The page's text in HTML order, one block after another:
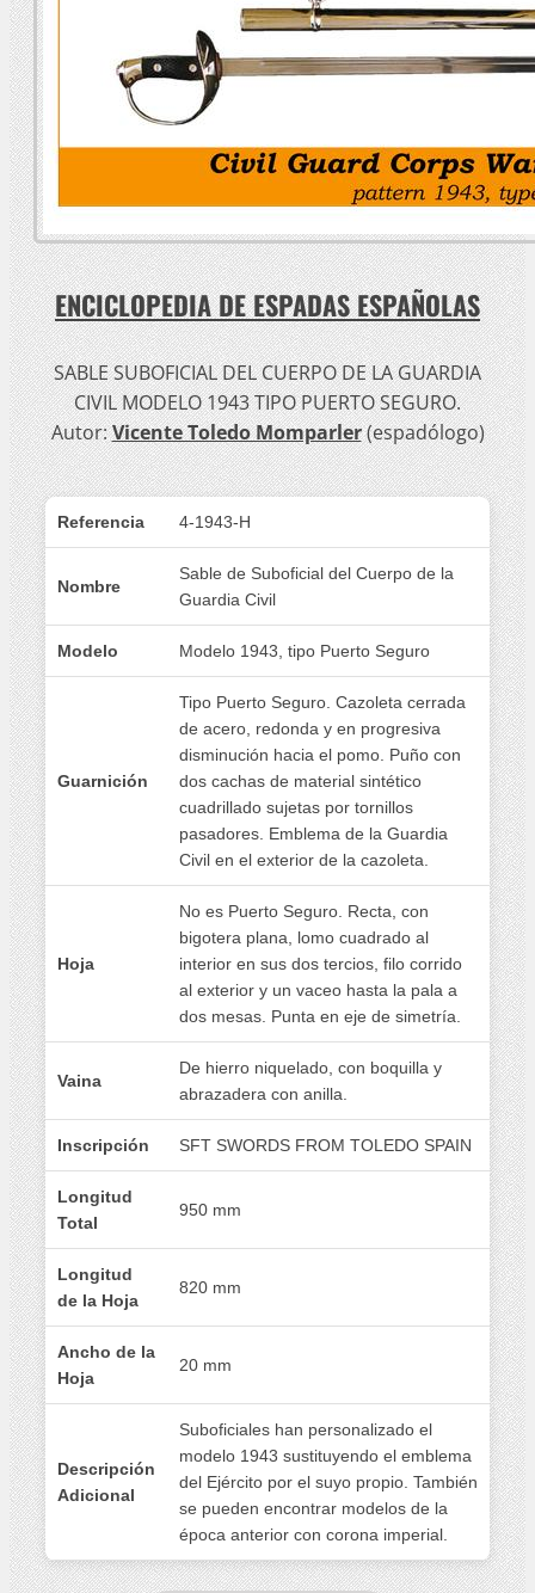
ENCICLOPEDIA DE ESPADAS ESPAÑOLAS
SABLE SUBOFICIAL DEL CUERPO DE LA GUARDIA
CIVIL MODELO 1943 TIPO PUERTO SEGURO.
Autor:Vicente Toledo Momparler(espadólogo)
Referencia 4-1943-H
Nombre
Sable de Suboficial del Cuerpo de la
Guardia Civil
Modelo Modelo 1943, tipo Puerto Seguro
Guarnición
Tipo Puerto Seguro. Cazoleta cerrada
de acero, redonda y en progresiva
disminución hacia el pomo. Puño con
dos cachas de material sintético
cuadrillado sujetas por tornillos
pasadores. Emblema de la Guardia
Civil en el exterior de la cazoleta.
Hoja
No es Puerto Seguro. Recta, con
bigotera plana, lomo cuadrado al
interior en sus dos tercios, filo corrido
al exterior y un vaceo hasta la pala a
dos mesas. Punta en eje de simetría.
Vaina
De hierro niquelado, con boquilla y
abrazadera con anilla.
Inscripción SFT SWORDS FROM TOLEDO SPAIN
Longitud
Total
950 mm
Longitud
de la Hoja
820 mm
Ancho de la
Hoja
20 mm
Descripción
Adicional
Suboficiales han personalizado el
modelo 1943 sustituyendo el emblema
del Ejército por el suyo propio. También
se pueden encontrar modelos de la
época anterior con corona imperial.